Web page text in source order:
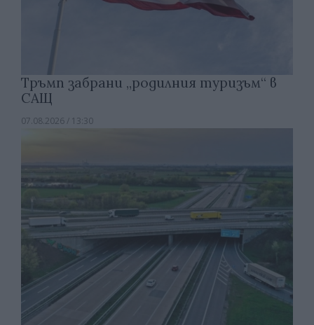
Тръмп забрани „родилния туризъм“ в
САЩ
07.08.2026 / 13:30